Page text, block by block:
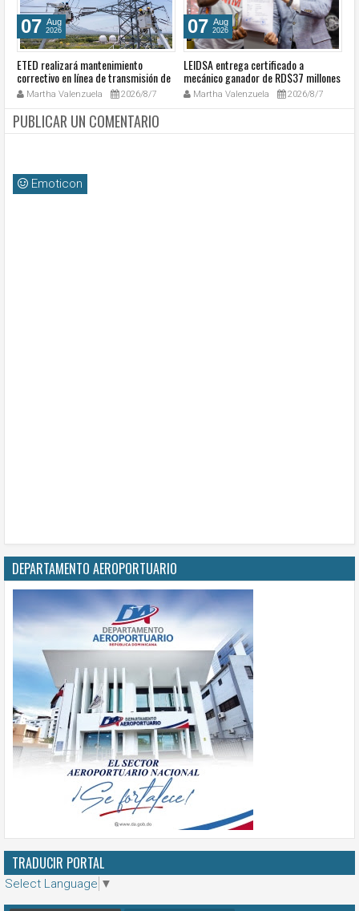
07 Aug
2026
ETED realizará mantenimiento
correctivo en línea de transmisión de
la región Sur
Martha Valenzuela 2026/8/7
07 Aug
2026
LEIDSA entrega certificado a
mecánico ganador de RD$37 millones
con el Loto
Martha Valenzuela 2026/8/7
PUBLICAR UN COMENTARIO
Emoticon
DEPARTAMENTO AEROPORTUARIO
TRADUCIR PORTAL
Select Language ▼